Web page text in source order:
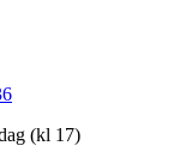
(kl 17)